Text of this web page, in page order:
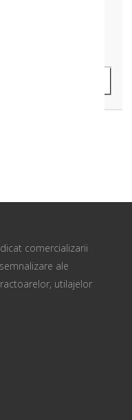
comercializarii
ale
utilajelor